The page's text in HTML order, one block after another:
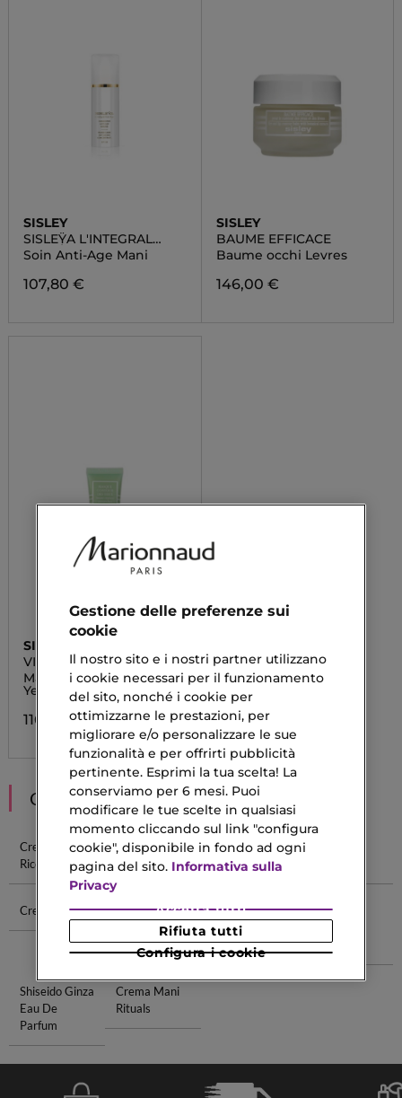
SISLEY
SISLEŸA L'INTEGRAL
ANTI-ÂGE CONCENTRE
ANTI-ÂGE MAINS
Soin Anti-Age Mani
107,80 €
SISLEY
BAUME EFFICACE
Baume occhi Levres
146,00 €
SISLEY
VISO
Masque Contour des
Yeux
116,80 €
CONSIGLIATI PER TE
Crema Per
Ricci
Crema Per
Cicatrici
Crema Alla
Calendula
Crema Urea Lip Gloss
Correttore In
Crema
Gocce
Viso
Shiseido Ginza
Eau De
Parfum
Crema Mani
Rituals
Gestione delle preferenze sui
cookie
Il nostro sito e i nostri partner utilizzano
i cookie necessari per il funzionamento
del sito, nonché i cookie per
ottimizzarne le prestazioni, per
migliorare e/o personalizzare le sue
funzionalità e per offrirti pubblicità
pertinente. Esprimi la tua scelta! La
conserviamo per 6 mesi. Puoi
modificare le tue scelte in qualsiasi
momento cliccando sul link "configura
cookie", disponibile in fondo ad ogni
pagina del sito. Informativa sulla
Privacy
Configura i cookie
Rifiuta tutti
Accetta tutti